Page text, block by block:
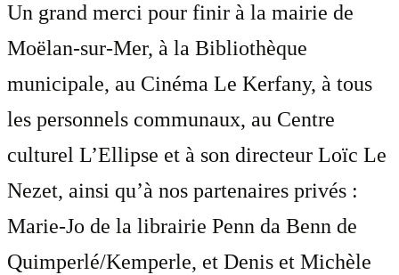
Un grand merci pour finir à la mairie de
Moëlan-sur-Mer, à la Bibliothèque
municipale, au Cinéma Le Kerfany, à tous
les personnels communaux, au Centre
culturel L’Ellipse et à son directeur Loïc Le
Nezet, ainsi qu’à nos partenaires privés :
Marie-Jo de la librairie Penn da Benn de
Quimperlé/Kemperle, et Denis et Michèle